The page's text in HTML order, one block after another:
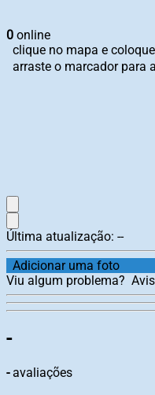
0 online
clique no mapa e
arraste o marcador para
Última atualização: --
Adicionar uma foto
Viu algum problema?
-
-avaliações